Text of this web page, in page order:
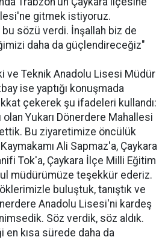
gitmek istiyoruz.
sözü verdi. İnşallah biz de
daha da güçlendireceğiz"
ve Teknik Anadolu Lisesi Müdür
ise yaptığı konuşmada
çekerek şu ifadeleri kullandı:
Yukarı Dönerdere Mahallesi
Bu ziyaretimize öncülük
Ali Sapmaz'a, Çaykara
Tok'a, Çaykara İlçe Milli Eğitim
müdürümüze teşekkür ederiz.
buluştuk, tanıştık ve
Anadolu Lisesi'ni kardeş
Söz verdik, söz aldık.
en kısa sürede daha da